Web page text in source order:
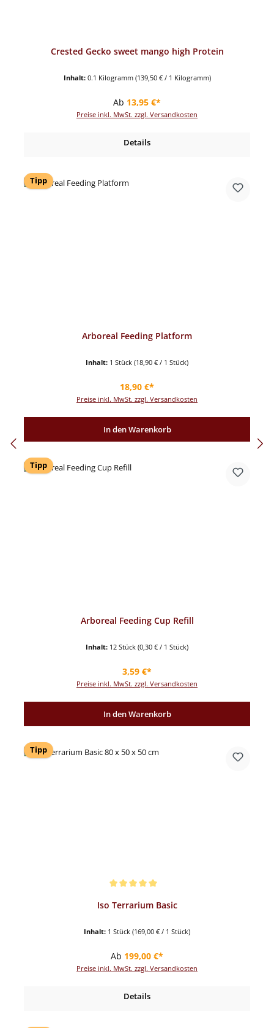
Crested Gecko sweet mango high Protein
Inhalt: 0.1 Kilogramm (139,50 € / 1 Kilogramm)
Regulärer Preis:
Ab 13,95 €*
Preise inkl. MwSt. zzgl. Versandkosten
Details
Tipp
Arboreal Feeding Platform
Inhalt: 1 Stück (18,90 € / 1 Stück)
Regulärer Preis:
18,90 €*
Preise inkl. MwSt. zzgl. Versandkosten
In den Warenkorb
Tipp
Arboreal Feeding Cup Refill
Inhalt: 12 Stück (0,30 € / 1 Stück)
Regulärer Preis:
3,59 €*
Preise inkl. MwSt. zzgl. Versandkosten
In den Warenkorb
Tipp
Iso Terrarium Basic
Inhalt: 1 Stück (169,00 € / 1 Stück)
Regulärer Preis:
Ab 199,00 €*
Preise inkl. MwSt. zzgl. Versandkosten
Details